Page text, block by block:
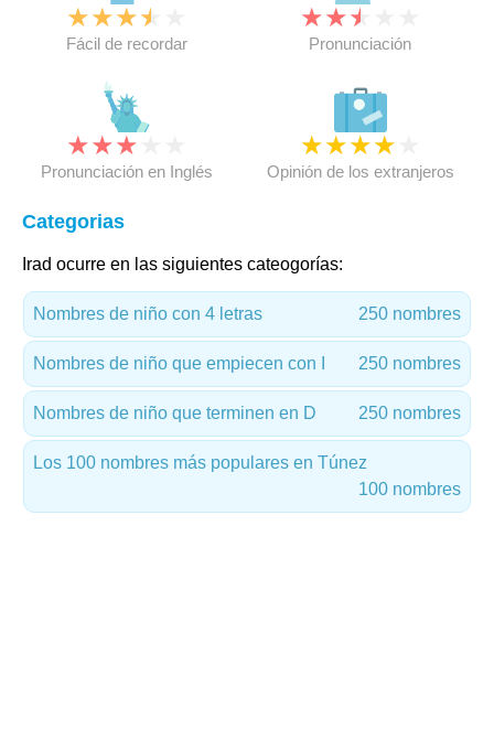
★★★★
Fácil de recordar
★★★
Pronunciación
★★★
Pronunciación en Inglés
★★★★
Opinión de los extranjeros
Categorias
Irad ocurre en las siguientes cateogorías:
Nombres de niño con 4 letras 250 nombres
Nombres de niño que empiecen con I 250 nombres
Nombres de niño que terminen en D 250 nombres
Los 100 nombres más populares en Túnez
100 nombres